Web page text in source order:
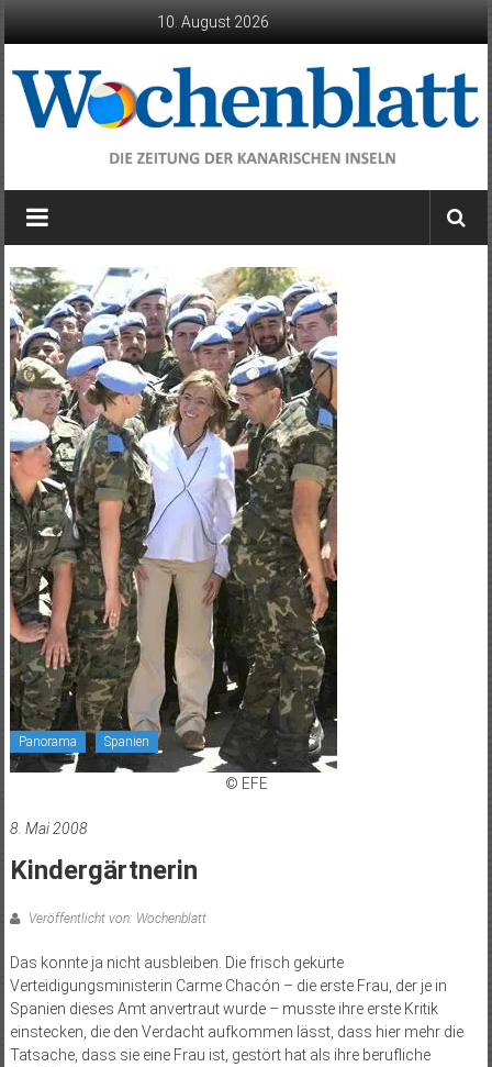
10. August 2026
Wochenblatt
die
der
Kanarischen
Inseln
Panorama Spanien
© EFE
8. Mai 2008
Kindergärtnerin
Veröffentlicht von: Wochenblatt
Das konnte ja nicht ausbleiben. Die frisch gekürte
Verteidigungsministerin Carme Cha­cón – die erste Frau, der je in
Spanien dieses Amt anvertraut wurde – musste ihre erste Kritik
einstecken, die den Verdacht aufkommen lässt, dass hier mehr die
Tatsache, dass sie eine Frau ist, gestört hat als ihre berufliche